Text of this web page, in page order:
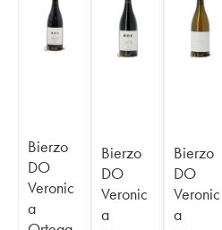
Bierzo
DO
Veronic
a
Bierzo
DO
Veronic
a
Bierzo
DO
Veronic
a